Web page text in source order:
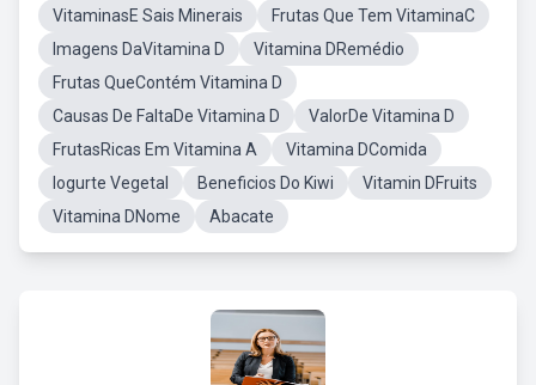
VitaminasE Sais Minerais
Frutas Que Tem VitaminaC
Imagens DaVitamina D
Vitamina DRemédio
Frutas QueContém Vitamina D
Causas De FaltaDe Vitamina D
ValorDe Vitamina D
FrutasRicas Em Vitamina A
Vitamina DComida
Iogurte Vegetal
Beneficios Do Kiwi
Vitamin DFruits
Vitamina DNome
Abacate